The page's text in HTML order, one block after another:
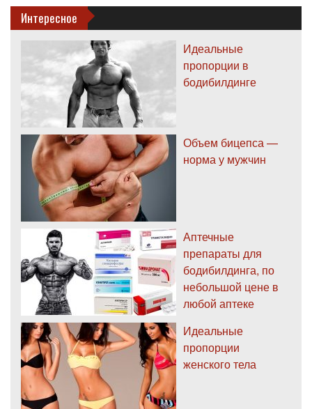
Интересное
Идеальные
пропорции в
бодибилдинге
Объем бицепса —
норма у мужчин
Аптечные
препараты для
бодибилдинга, по
небольшой цене в
любой аптеке
Идеальные
пропорции
женского тела